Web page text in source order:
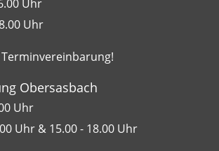
Uhr
Uhr
Obersasbach
Uhr
Uhr & 15.00 - 18.00 Uhr